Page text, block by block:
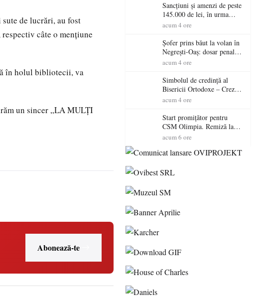
de lucrări, au fost
câte o mențiune
în holul bibliotecii, va
un sincer „LA MULȚI
Abonează-te
Sancțiuni și amenzi de peste
145.000 de lei, în urma
acțiunilor polițiștilor
acum 4 ore
Șofer prins băut la volan în
Negrești-Oaș: dosar penal
după un control al
acum 4 ore
Simbolul de credinţă al
Bisericii Ortodoxe – Crezul
(3)
acum 4 ore
Start promițător pentru
CSM Olimpia. Remiză la
Dumbrăvița în debutul
acum 6 ore